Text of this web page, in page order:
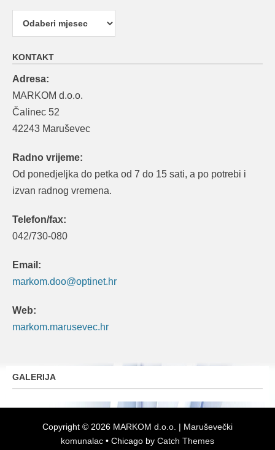
Arhiva
objava
KONTAKT
Adresa:
MARKOM d.o.o.
Čalinec 52
42243 Maruševec
Radno vrijeme:
Od ponedjeljka do petka od 7 do 15 sati, a po potrebi i
izvan radnog vremena.
Telefon/fax:
042/730-080
Email:
markom.doo@optinet.hr
Web:
markom.marusevec.hr
GALERIJA
Copyright © 2026 MARKOM d.o.o. | Maruševečki
komunalac • Chicago by Catch Themes